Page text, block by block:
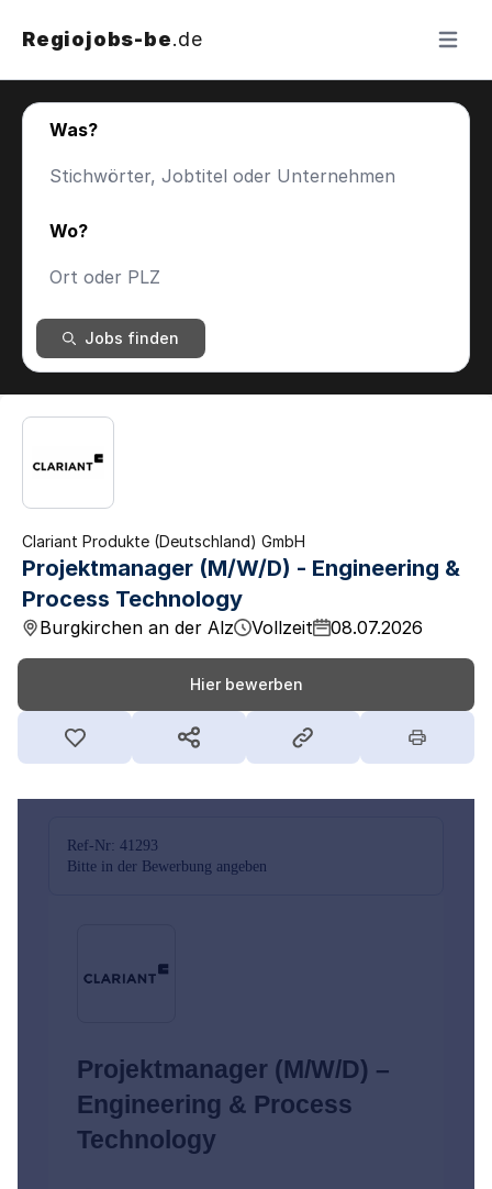
Regiojobs-be.de Menü
Was?
Wo?
Jobs finden
Clariant Produkte (Deutschland) GmbH
Projektmanager (M/W/D) - Engineering &
Process Technology
Burgkirchen an der Alz Vollzeit 08.07.2026
Hier bewerben